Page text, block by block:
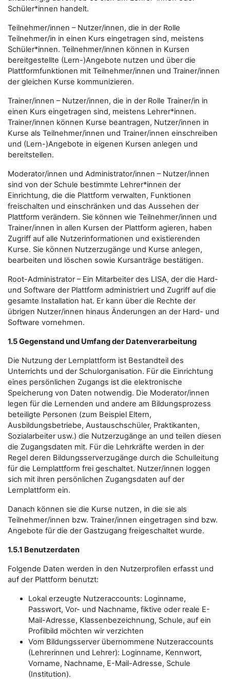
Schüler*innen handelt.
Teilnehmer/innen – Nutzer/innen, die in der Rolle
Teilnehmer/in in einen Kurs eingetragen sind, meistens
Schüler*innen. Teilnehmer/innen können in Kursen
bereitgestellte (Lern-)Angebote nutzen und über die
Plattformfunktionen mit Teilnehmer/innen und Trainer/innen
der gleichen Kurse kommunizieren.
Trainer/innen – Nutzer/innen, die in der Rolle Trainer/in in
einen Kurs eingetragen sind, meistens Lehrer*innen.
Trainer/innen können Kurse beantragen, Nutzer/innen in
Kurse als Teilnehmer/innen und Trainer/innen einschreiben
und (Lern-)Angebote in eigenen Kursen anlegen und
bereitstellen.
Moderator/innen und Administrator/innen – Nutzer/innen
sind von der Schule bestimmte Lehrer*innen der
Einrichtung, die die Plattform verwalten, Funktionen
freischalten und einschränken und das Aussehen der
Plattform verändern. Sie können wie Teilnehmer/innen und
Trainer/innen in allen Kursen der Plattform agieren, haben
Zugriff auf alle Nutzerinformationen und existierenden
Kurse. Sie können Nutzerzugänge und Kurse anlegen,
bearbeiten und löschen sowie Kursanträge bestätigen.
Root-Administrator – Ein Mitarbeiter des LISA, der die Hard-
und Software der Plattform administriert und Zugriff auf die
gesamte Installation hat. Er kann über die Rechte der
übrigen Nutzer/innen hinaus Änderungen an der Hard- und
Software vornehmen.
1.5 Gegenstand und Umfang der Datenverarbeitung
Die Nutzung der Lernplattform ist Bestandteil des
Unterrichts und der Schulorganisation. Für die Einrichtung
eines persönlichen Zugangs ist die elektronische
Speicherung von Daten notwendig. Die Moderator/innen
legen für die Lernenden und andere am Bildungsprozess
beteiligte Personen (zum Beispiel Eltern,
Ausbildungsbetriebe, Austauschschüler, Praktikanten,
Sozialarbeiter usw.) die Nutzerzugänge an und teilen diesen
die Zugangsdaten mit. Für die Lehrkräfte werden in der
Regel deren Bildungsserverzugänge durch die Schulleitung
für die Lernplattform frei geschaltet. Nutzer/innen loggen
sich mit ihren persönlichen Zugangsdaten auf der
Lernplattform ein.
Danach können sie die Kurse nutzen, in die sie als
Teilnehmer/innen bzw. Trainer/innen eingetragen sind bzw.
Angebote für die der Gastzugang freigeschaltet wurde.
1.5.1 Benutzerdaten
Folgende Daten werden in den Nutzerprofilen erfasst und
auf der Plattform benutzt:
Lokal erzeugte Nutzeraccounts: Loginname,
Passwort, Vor- und Nachname, fiktive oder reale E-
Mail-Adresse, Klassenbezeichnung, Schule, auf ein
Profilbild möchten wir verzichten
Vom Bildungsserver übernommene Nutzeraccounts
(Lehrerinnen und Lehrer): Loginname, Kennwort,
Vorname, Nachname, E-Mail-Adresse, Schule
(Institution).